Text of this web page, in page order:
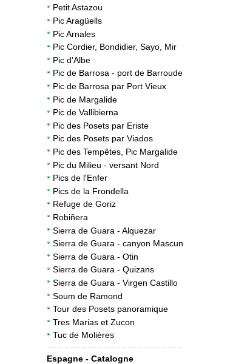
Petit Astazou
Pic Aragüells
Pic Arnales
Pic Cordier, Bondidier, Sayo, Mir
Pic d'Albe
Pic de Barrosa - port de Barroude
Pic de Barrosa par Port Vieux
Pic de Margalide
Pic de Vallibierna
Pic des Posets par Eriste
Pic des Posets par Viados
Pic des Tempêtes, Pic Margalide
Pic du Milieu - versant Nord
Pics de l'Enfer
Pics de la Frondella
Refuge de Goriz
Robiñera
Sierra de Guara - Alquezar
Sierra de Guara - canyon Mascun
Sierra de Guara - Otin
Sierra de Guara - Quizans
Sierra de Guara - Virgen Castillo
Soum de Ramond
Tour des Posets panoramique
Tres Marias et Zucon
Tuc de Molières
Espagne - Catalogne